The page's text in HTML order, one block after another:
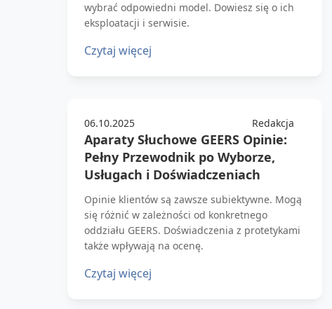
wybrać odpowiedni model. Dowiesz się o ich
eksploatacji i serwisie.
Czytaj więcej
06.10.2025 Redakcja
Aparaty Słuchowe GEERS Opinie:
Pełny Przewodnik po Wyborze,
Usługach i Doświadczeniach
Opinie klientów są zawsze subiektywne. Mogą
się różnić w zależności od konkretnego
oddziału GEERS. Doświadczenia z protetykami
także wpływają na ocenę.
Czytaj więcej